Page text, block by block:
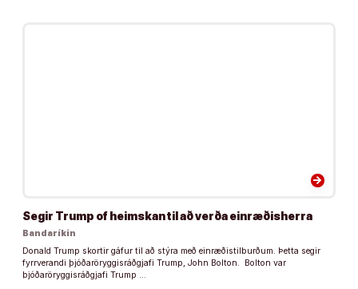
arrow_forward
Segir Trump of heimskan til að verða einræðisherra
Bandaríkin
Donald Trump skortir gáfur til að stýra með einræðistilburðum. Þetta segir
fyrrverandi þjóðaröryggisráðgjafi Trump, John Bolton. Bolton var
þjóðaröryggisráðgjafi Trump …